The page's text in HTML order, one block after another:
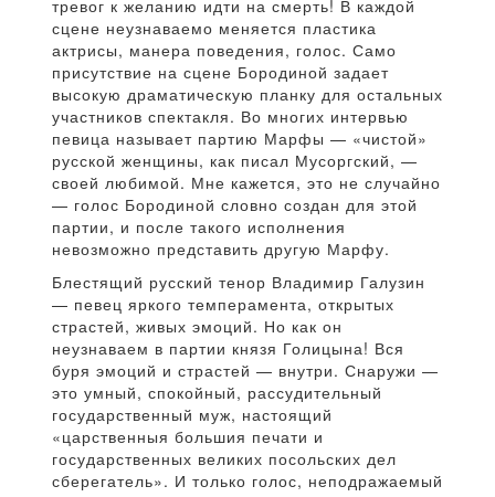
тревог к желанию идти на смерть! В каждой
сцене неузнаваемо меняется пластика
актрисы, манера поведения, голос. Само
присутствие на сцене Бородиной задает
высокую драматическую планку для остальных
участников спектакля. Во многих интервью
певица называет партию Марфы — «чистой»
русской женщины, как писал Мусоргский, —
своей любимой. Мне кажется, это не случайно
— голос Бородиной словно создан для этой
партии, и после такого исполнения
невозможно представить другую Марфу.
Блестящий русский тенор Владимир Галузин
— певец яркого темперамента, открытых
страстей, живых эмоций. Но как он
неузнаваем в партии князя Голицына! Вся
буря эмоций и страстей — внутри. Снаружи —
это умный, спокойный, рассудительный
государственный муж, настоящий
«царственныя большия печати и
государственных великих посольских дел
сберегатель». И только голос, неподражаемый